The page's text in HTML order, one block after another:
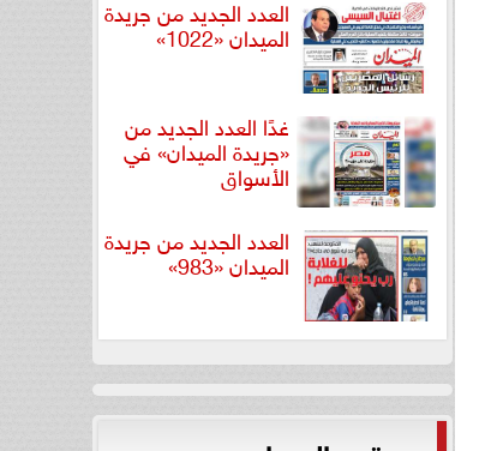
العدد الجديد من جريدة
الميدان «1022»
غدًا العدد الجديد من
«جريدة الميدان» في
الأسواق
العدد الجديد من جريدة
الميدان «983»